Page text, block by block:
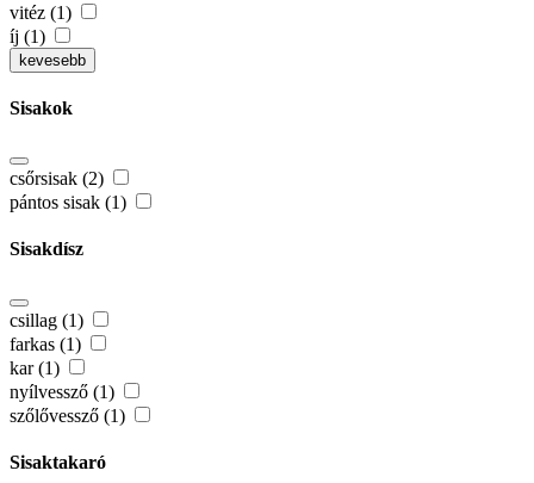
vitéz (1)
íj (1)
kevesebb
Sisakok
csőrsisak (2)
pántos sisak (1)
Sisakdísz
csillag (1)
farkas (1)
kar (1)
nyílvessző (1)
szőlővessző (1)
Sisaktakaró